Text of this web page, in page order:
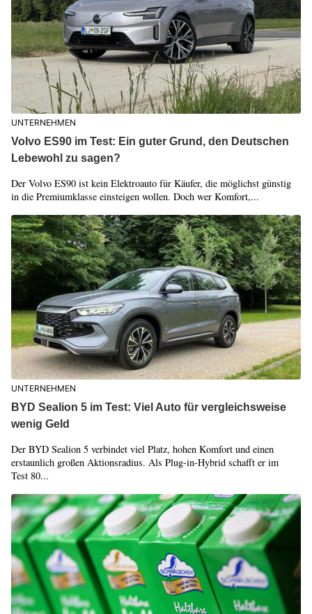
UNTERNEHMEN
Volvo ES90 im Test: Ein guter Grund, den Deutschen
Lebewohl zu sagen?
Der Volvo ES90 ist kein Elektroauto für Käufer, die möglichst günstig
in die Premiumklasse einsteigen wollen. Doch wer Komfort,...
UNTERNEHMEN
BYD Sealion 5 im Test: Viel Auto für vergleichsweise
wenig Geld
Der BYD Sealion 5 verbindet viel Platz, hohen Komfort und einen
erstaunlich großen Aktionsradius. Als Plug-in-Hybrid schafft er im
Test 80...